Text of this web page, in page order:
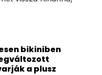
bikiniben
a plusz